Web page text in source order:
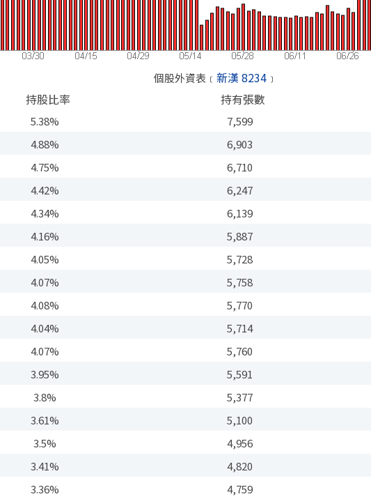
個股外資表﹝ 新漢 8234﹞
持股比率 持有張數
5.38%
7,599
4.88%
6,903
4.75%
6,710
4.42%
6,247
4.34%
6,139
4.16%
5,887
4.05%
5,728
4.07%
5,758
4.08%
5,770
4.04%
5,714
4.07%
5,760
3.95%
5,591
3.8%
5,377
3.61%
5,100
3.5%
4,956
3.41%
4,820
3.36% 4,759